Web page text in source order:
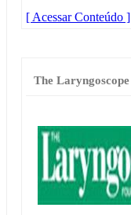
[ Acessar Conteúdo ]
The Laryngoscope